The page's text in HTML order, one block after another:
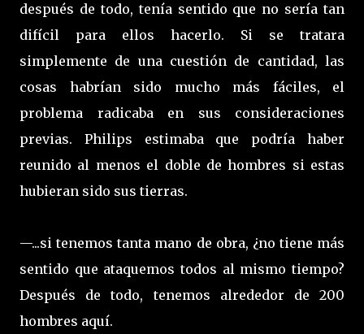
después de todo, tenía sentido que no sería tan
difícil para ellos hacerlo. Si se tratara
simplemente de una cuestión de cantidad, las
cosas habrían sido mucho más fáciles, el
problema radicaba en sus consideraciones
previas. Philips estimaba que podría haber
reunido al menos el doble de hombres si estas
hubieran sido sus tierras.
—...si tenemos tanta mano de obra, ¿no tiene más
sentido que ataquemos todos al mismo tiempo?
Después de todo, tenemos alrededor de 200
hombres aquí.